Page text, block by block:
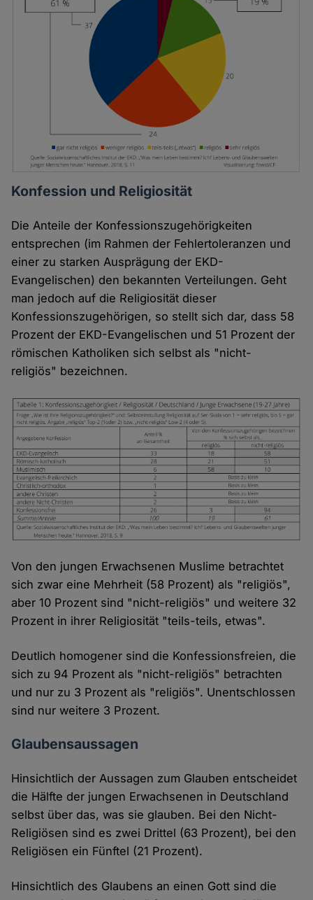
Konfession und Religiosität
Die Anteile der Konfessionszugehörigkeiten
entsprechen (im Rahmen der Fehlertoleranzen und
einer zu starken Ausprägung der EKD-
Evangelischen) den bekannten Verteilungen. Geht
man jedoch auf die Religiosität dieser
Konfessionszugehörigen, so stellt sich dar, dass 58
Prozent der EKD-Evangelischen und 51 Prozent der
römischen Katholiken sich selbst als "nicht-
religiös" bezeichnen.
Von den jungen Erwachsenen Muslime betrachtet
sich zwar eine Mehrheit (58 Prozent) als "religiös",
aber 10 Prozent sind "nicht-religiös" und weitere 32
Prozent in ihrer Religiosität "teils-teils, etwas".
Deutlich homogener sind die Konfessionsfreien, die
sich zu 94 Prozent als "nicht-religiös" betrachten
und nur zu 3 Prozent als "religiös". Unentschlossen
sind nur weitere 3 Prozent.
Glaubensaussagen
Hinsichtlich der Aussagen zum Glauben entscheidet
die Hälfte der jungen Erwachsenen in Deutschland
selbst über das, was sie glauben. Bei den Nicht-
Religiösen sind es zwei Drittel (63 Prozent), bei den
Religiösen ein Fünftel (21 Prozent).
Hinsichtlich des Glaubens an einen Gott sind die